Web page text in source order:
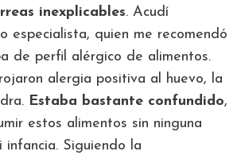
inexplicables. Acudí
especialista, quien me recomendó
de perfil alérgico de alimentos.
alergia positiva al huevo, la
Estaba bastante confundido,
estos alimentos sin ninguna
infancia. Siguiendo la